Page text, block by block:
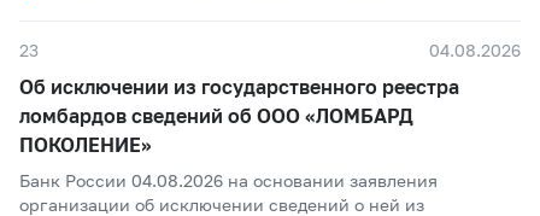
23 04.08.2026
Об исключении из государственного реестра
ломбардов сведений об ООО «ЛОМБАРД
ПОКОЛЕНИЕ»
Банк России 04.08.2026 на основании заявления
организации об исключении сведений о ней из